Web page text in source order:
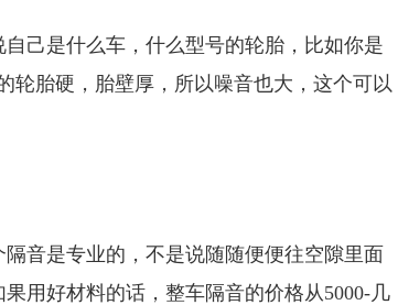
己是什么车，什么型号的轮胎，比如你是
轮胎硬，胎壁厚，所以噪音也大，这个可以
音是专业的，不是说随随便便往空隙里面
用好材料的话，整车隔音的价格从5000-几